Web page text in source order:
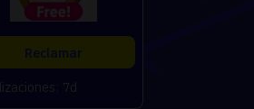
Reclamar
7d